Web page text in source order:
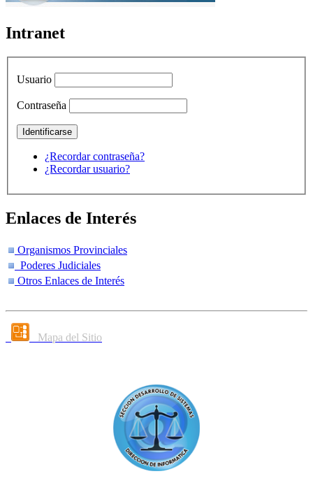
Intranet
Usuario
Contraseña
¿Recordar contraseña?
¿Recordar usuario?
Enlaces de Interés
Organismos Provinciales
Poderes Judiciales
Otros Enlaces de Interés
Mapa del Sitio